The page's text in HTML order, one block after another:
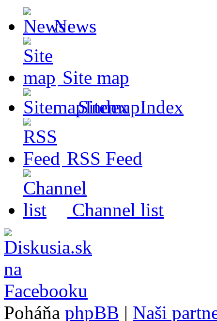
News
Site map
SitemapIndex
RSS Feed
Channel list
Poháňa phpBB | Naši